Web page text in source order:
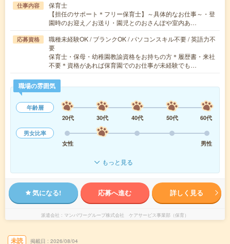
仕事内容
保育士
【担任のサポート＊フリー保育士】～具体的なお仕事～・登
園時のお迎え／お送り・園児とのおさんぽや室内あ…
応募資格
職種未経験OK / ブランクOK / パソコンスキル不要 / 英語力不
要
保育士・保母・幼稚園教諭資格をお持ちの方＊履歴書・来社
不要＊資格があれば保育園でのお仕事が未経験でも…
職場の雰囲気
年齢層
20代
30代 40代 50代
60代
男女比率
女性
男性
もっと見る
気になる! 応募へ進む 詳しく見る
派遣会社 マンパワーグループ株式会社 ケアサービス事業部（保育）
未読 掲載日 2026/08/04